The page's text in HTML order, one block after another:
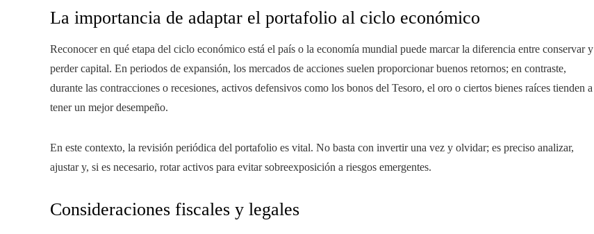
La importancia de adaptar el portafolio al ciclo económico
Reconocer en qué etapa del ciclo económico está el país o la economía mundial puede marcar la diferencia entre conservar y
perder capital. En periodos de expansión, los mercados de acciones suelen proporcionar buenos retornos; en contraste,
durante las contracciones o recesiones, activos defensivos como los bonos del Tesoro, el oro o ciertos bienes raíces tienden a
tener un mejor desempeño.
En este contexto, la revisión periódica del portafolio es vital. No basta con invertir una vez y olvidar; es preciso analizar,
ajustar y, si es necesario, rotar activos para evitar sobreexposición a riesgos emergentes.
Consideraciones fiscales y legales